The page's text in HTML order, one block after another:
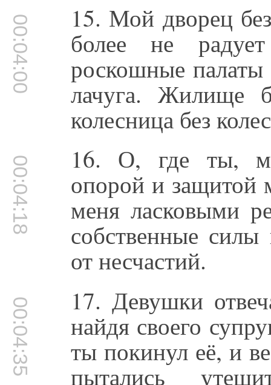
00:04:00 15. Мой дворец
более не
роскошные палаты
лачуга. Жилище
колесница без
00:04:18 16. О, где ты,
опорой и защитой
меня ласковыми
собственные
от несчастий.
00:04:35 17. Девушки
найдя своего
ты покинул её, и
пытались